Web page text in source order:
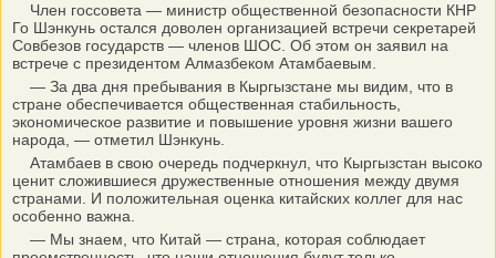
Член госсовета — министр общественной безопасности КНР
Го Шэнкунь остался доволен организацией встречи секретарей
Совбезов государств — членов ШОС. Об этом он заявил на
встрече с президентом Алмазбеком Атамбаевым.
— За два дня пребывания в Кыргызстане мы видим, что в
стране обеспечивается общественная стабильность,
экономическое развитие и повышение уровня жизни вашего
народа, — отметил Шэнкунь.
Атамбаев в свою очередь подчеркнул, что Кыргызстан высоко
ценит сложившиеся дружественные отношения между двумя
странами. И положительная оценка китайских коллег для нас
особенно важна.
— Мы знаем, что Китай — страна, которая соблюдает